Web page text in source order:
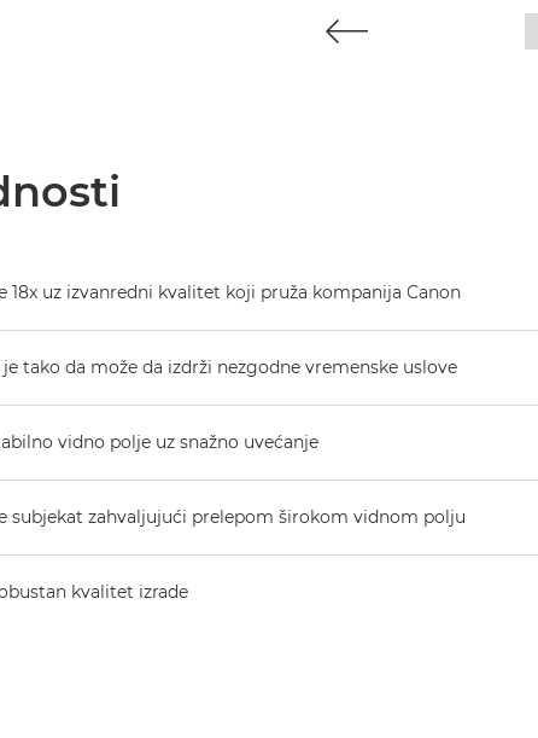
18x uz izvanredni kvalitet koji pruža kompanija Canon
je tako da može da izdrži nezgodne vremenske uslove
vidno polje uz snažno uvećanje
subjekat zahvaljujući prelepom širokom vidnom polju
kvalitet izrade